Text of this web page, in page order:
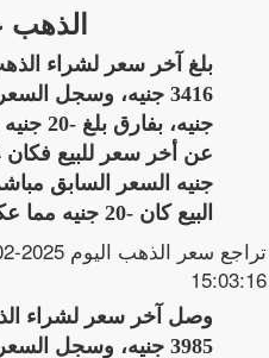
الذهب
جنيه،
جنيه السعر السابق
البيع كان -20 جنيه مما عكس انخفاضا.
15:03:16